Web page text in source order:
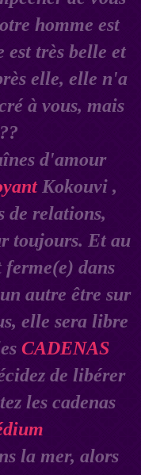
homme est
est très belle et
elle, elle n'a
à vous, mais
??
d'amour
Kokouvi ,
de relations,
toujours. Et au
dans
autre être sur
elle sera libre
CADENAS
de libérer
les cadenas
la mer, alors